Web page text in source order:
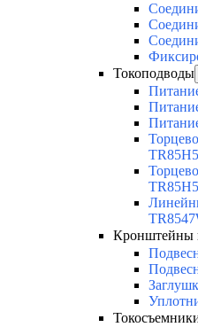
Токоподводы
Кронштейны